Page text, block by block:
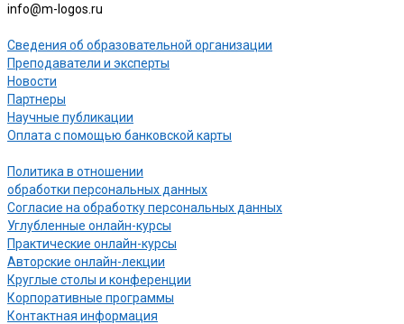
info@m-logos.ru
Сведения об образовательной организации
Преподаватели и эксперты
Новости
Партнеры
Научные публикации
Оплата с помощью банковской карты
Политика в отношении
обработки персональных данных
Согласие на обработку персональных данных
Углубленные онлайн-курсы
Практические онлайн-курсы
Авторские онлайн-лекции
Круглые столы и конференции
Корпоративные программы
Контактная информация